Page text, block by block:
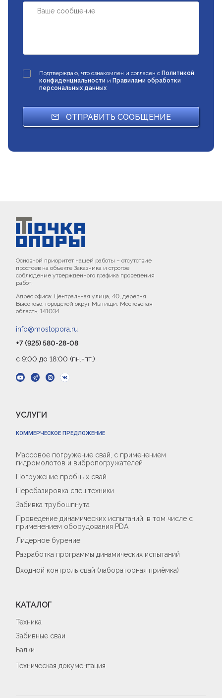
Подтверждаю, что ознакомлен и согласен с Политикой
конфиденциальности и Правилами обработки
персональных данных
ОТПРАВИТЬ СООБЩЕНИЕ
Основной приоритет нашей работы – отсутствие
простоев на объекте Заказчика и строгое
соблюдение утвержденного графика проведения
работ.
Адрес офиса: Центральная улица, 40, деревня
Высоково, городской округ Мытищи, Московская
область, 141034
info@mostopora.ru
+7 (925) 580-28-08
с 9:00 до 18:00 (пн.-пт.)
УСЛУГИ
КОММЕРЧЕСКОЕ ПРЕДЛОЖЕНИЕ
Массовое погружение свай, с применением
гидромолотов и вибропогружателей
Погружение пробных свай
Перебазировка спец.техники
Забивка трубошпнута
Проведение динамических испытаний, в том числе с
применением оборудования PDA
Лидерное бурение
Разработка программы динамических испытаний
Входной контроль свай (лабораторная приёмка)
КАТАЛОГ
Техника
Забивные сваи
Балки
Техническая документация